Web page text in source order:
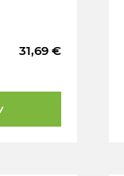
31,69 €